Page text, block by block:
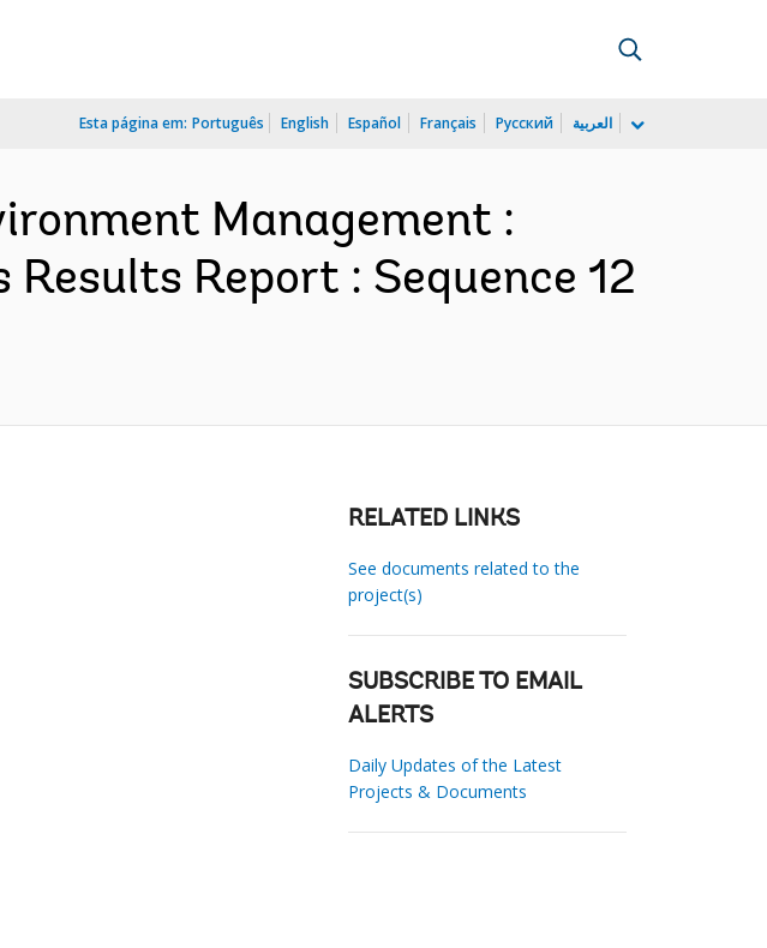
Esta página em: Português English Español Français Русский العربية
Management :
Report : Sequence 12
RELATED LINKS
See documents related to the
project(s)
SUBSCRIBE TO EMAIL
ALERTS
Daily Updates of the Latest
Projects & Documents